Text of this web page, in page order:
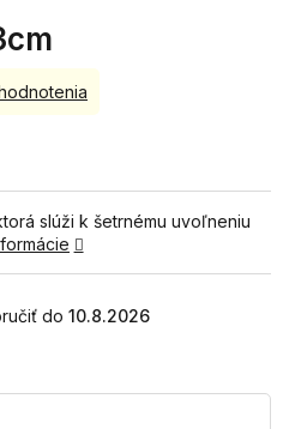
10.8.2026
slúži k šetrnému uvoľneniu